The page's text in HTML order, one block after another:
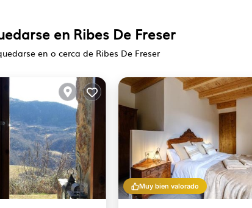
en Ribes De Freser
en o cerca de Ribes De Freser
Muy bien valorado